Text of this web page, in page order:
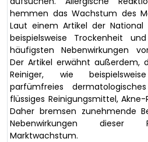
hemmen das Wachstum des
Laut einem Artikel der
beispielsweise Trockenheit
häufigsten Nebenwirkungen
Der Artikel erwähnt außerdem,
Reiniger, wie
parfümfreies
flüssiges Reinigungsmittel,
Daher bremsen zunehmende
Nebenwirkungen dieser
Marktwachstum.